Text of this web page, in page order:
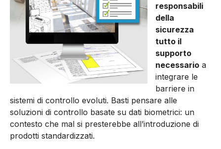
responsabili
della
sicurezza
tutto il
supporto
necessario a
integrare le
barriere in
sistemi di controllo evoluti. Basti pensare alle
soluzioni di controllo basate su dati biometrici: un
contesto che mal si presterebbe all’introduzione di
prodotti standardizzati.